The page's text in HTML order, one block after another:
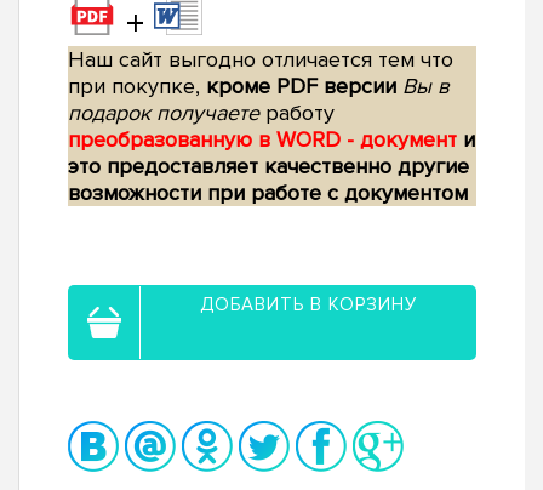
+
Наш сайт выгодно отличается тем что
при покупке, кроме PDF версии Вы в
подарок получаетеработу
преобразованную в WORD - документ и
это предоставляет качественно другие
возможности при работе с документом
ДОБАВИТЬ В КОРЗИНУ